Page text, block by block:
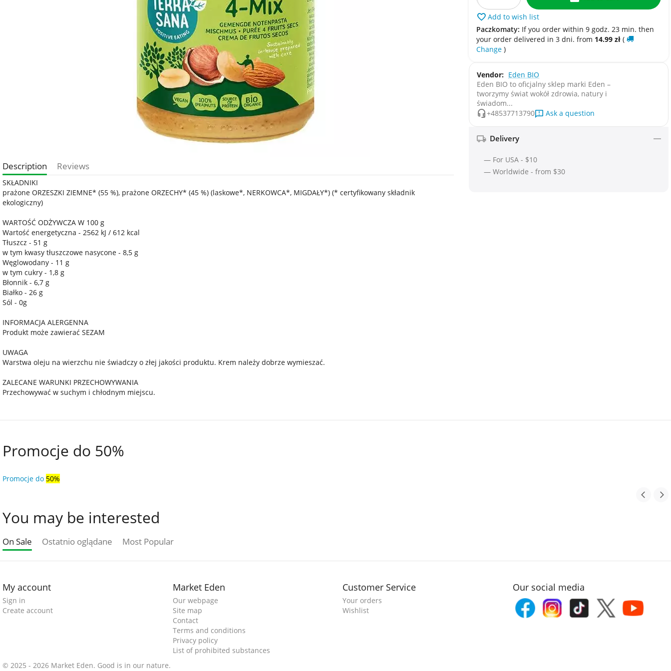
Add to wish list
Paczkomaty: If you order within 9 godz. 23 min. then
your order delivered in 3 dni. from 14.99 zł (
Change )
Vendor: Eden BIO
Eden BIO to oficjalny sklep marki Eden –
tworzymy świat wokół zdrowia, natury i
świadom...
+48537713790
Ask a question
Delivery
— For USA - $10
— Worldwide - from $30
Description Reviews
SKŁADNIKI
prażone ORZESZKI ZIEMNE* (55 %), prażone ORZECHY* (45 %) (laskowe*, NERKOWCA*, MIGDAŁY*) (* certyfikowany składnik
ekologiczny)
WARTOŚĆ ODŻYWCZA W 100 g
Wartość energetyczna - 2562 kJ / 612 kcal
Tłuszcz - 51 g
w tym kwasy tłuszczowe nasycone - 8,5 g
Węglowodany - 11 g
w tym cukry - 1,8 g
Błonnik - 6,7 g
Białko - 26 g
Sól - 0g
INFORMACJA ALERGENNA
Produkt może zawierać SEZAM
UWAGA
Warstwa oleju na wierzchu nie świadczy o złej jakości produktu. Krem należy dobrze wymieszać.
ZALECANE WARUNKI PRZECHOWYWANIA
Przechowywać w suchym i chłodnym miejscu.
Promocje do 50%
Promocje do 50%
You may be interested
On Sale Ostatnio oglądane Most Popular
My account
Sign in
Create account
Market Eden
Our webpage
Site map
Contact
Terms and conditions
Privacy policy
List of prohibited substances
Customer Service
Your orders
Wishlist
Our social media
© 2025 - 2026 Market Eden. Good is in our nature.